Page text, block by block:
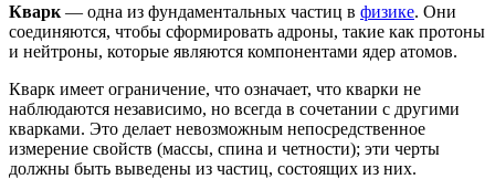
Кварк — одна из фундаментальных частиц в физике. Они
соединяются, чтобы сформировать адроны, такие как протоны
и нейтроны, которые являются компонентами ядер атомов.
Кварк имеет ограничение, что означает, что кварки не
наблюдаются независимо, но всегда в сочетании с другими
кварками. Это делает невозможным непосредственное
измерение свойств (массы, спина и четности); эти черты
должны быть выведены из частиц, состоящих из них.